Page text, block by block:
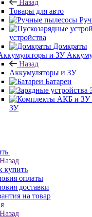
Назад
Товары для авто
устройства
Домкраты
Назад
Аккумуляторы и ЗУ
Батареи
ЗУ
Назад
купить
оплаты
доставки
на товар
Назад